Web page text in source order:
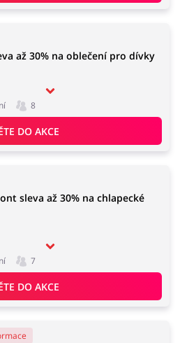
Oblečení, obuv a doplňky
až 30% na oblečení pro dívky
8
DO AKCE
sleva až 30% na chlapecké
7
DO AKCE